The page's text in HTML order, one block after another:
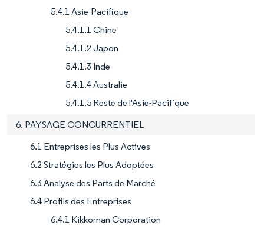
5.4.1 Asie-Pacifique
5.4.1.1 Chine
5.4.1.2 Japon
5.4.1.3 Inde
5.4.1.4 Australie
5.4.1.5 Reste de l'Asie-Pacifique
6. PAYSAGE CONCURRENTIEL
6.1 Entreprises les Plus Actives
6.2 Stratégies les Plus Adoptées
6.3 Analyse des Parts de Marché
6.4 Profils des Entreprises
6.4.1 Kikkoman Corporation